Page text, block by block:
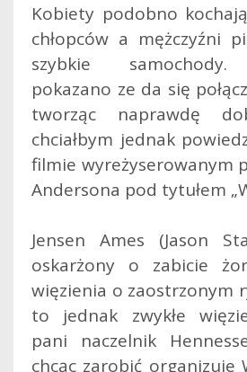
Kobiety podobno
chłopców a mężczyźni
szybkie samochody.
pokazano ze da się
tworząc naprawdę
chciałbym jednak
filmie wyreżyserowanym
Andersona pod tytułem
Jensen Ames (Jason
oskarżony o zabicie
więzienia o zaostrzonym
to jednak zwykłe
pani naczelnik
chcąc zarobić organizuje